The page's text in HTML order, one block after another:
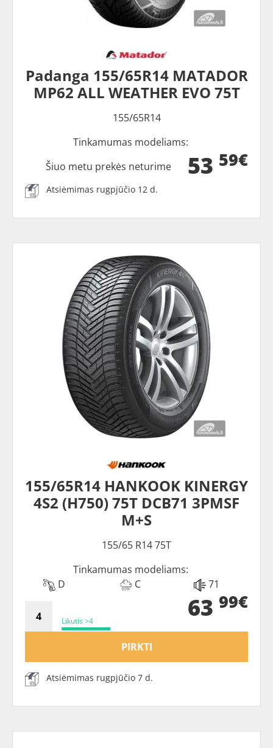
Padanga 155/65R14 MATADOR
MP62 ALL WEATHER EVO 75T
155/65R14
Tinkamumas modeliams:
53 59€
Šiuo metu prekės neturime
Atsiėmimas rugpjūčio 12 d.
155/65R14 HANKOOK KINERGY
4S2 (H750) 75T DCB71 3PMSF
M+S
155/65 R14 75T
Tinkamumas modeliams:
D
C 71
Likutis >4 63 99€
PIRKTI
Atsiėmimas rugpjūčio 7 d.